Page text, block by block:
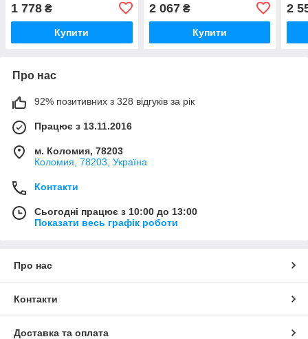
1 778 ₴
Купити
2 067₴
Купити
2
Про нас
92% позитивних з 328 відгуків за рік
Працює з 13.11.2016
м. Коломия, 78203
Коломия, 78203, Україна
Контакти
Сьогодні працює з 10:00 до 13:00
Показати весь графік роботи
Про нас
Контакти
Доставка та оплата